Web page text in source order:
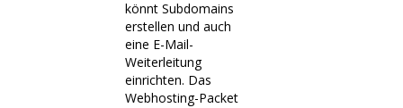
könnt Subdomains
erstellen und auch
eine E-Mail-
Weiterleitung
einrichten. Das
Webhosting-Packet